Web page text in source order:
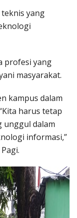
yang
profesi yang
masyarakat.
kampus dalam
harus tetap
unggul dalam
informasi,”